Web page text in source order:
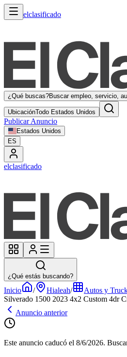
elclasificado
¿Qué buscas?Buscar empleo, servicio,
UbicaciónTodo Estados Unidos
Publicar Anuncio
Estados Unidos
ES
elclasificado
¿Qué estás buscando?
Inicio / Hialeah/ Autos y
Silverado 1500 2023 4x2 Custom 4dr
Anuncio anterior
Este anuncio caducó el 8/6/2026.